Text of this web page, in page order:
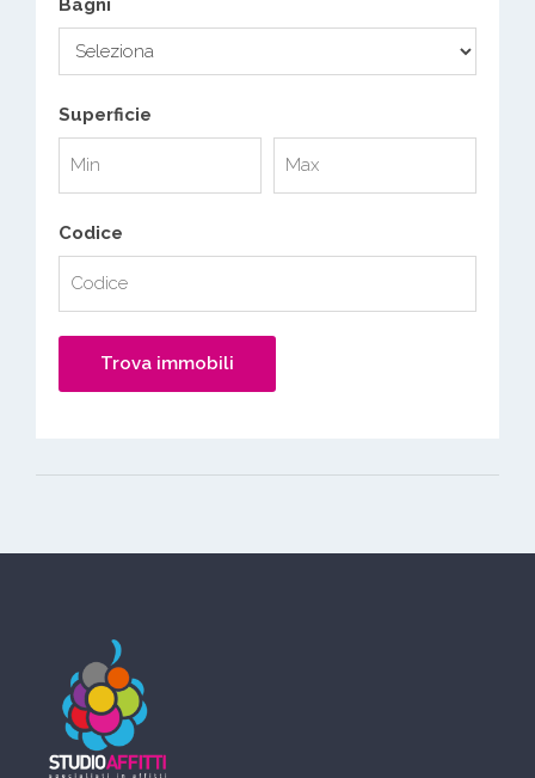
Superficie
Codice